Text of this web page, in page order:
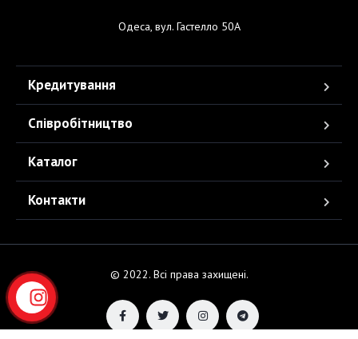
Одеса, вул. Гастелло 50А
Кредитування
Співробітництво
Каталог
Контакти
© 2022. Всі права захищені.